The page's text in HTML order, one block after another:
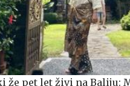
že pet let živi na Baliju: